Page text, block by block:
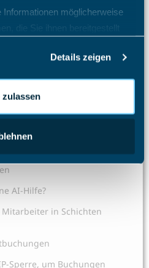
möglicherweise
die Sie ihnen bereitgestellt
Details zeigen
zulassen
über alle möglichen
AI-Hilfe?
in Schichten
Sperre, um Buchungen